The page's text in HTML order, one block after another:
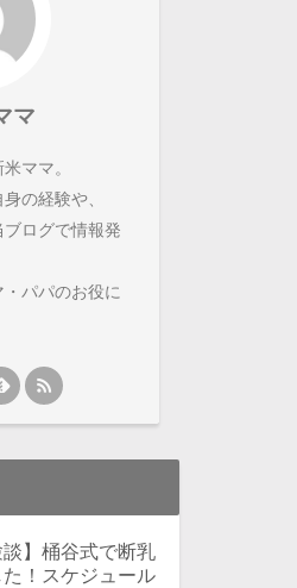
マ
ママ。
の経験や、
ログで情報発
パパのお役に
談】桶谷式で断乳
た！スケジュール